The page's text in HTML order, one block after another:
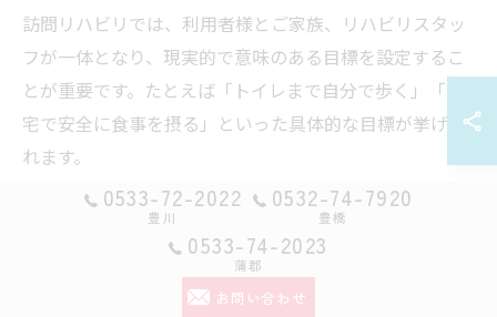
訪問リハビリでは、利用者様とご家族、リハビリスタッ
フが一体となり、現実的で意味のある目標を設定するこ
とが重要です。たとえば「トイレまで自分で歩く」「自
宅で安全に食事を摂る」といった具体的な目標が挙げら
れます。
こうした目標を一緒に追いかけ、達成したときの喜びを
分かち合うことで、利用者様だけでなくご家族にも大き
な満足感が生まれます。小さな進歩を積み重ねていく過
程が、訪問リハビリならではの“喜びの声”につながるの
0533-72-2022
豊川
0532-74-7920
豊橋
0533-74-2023
蒲郡
お問い合わせ